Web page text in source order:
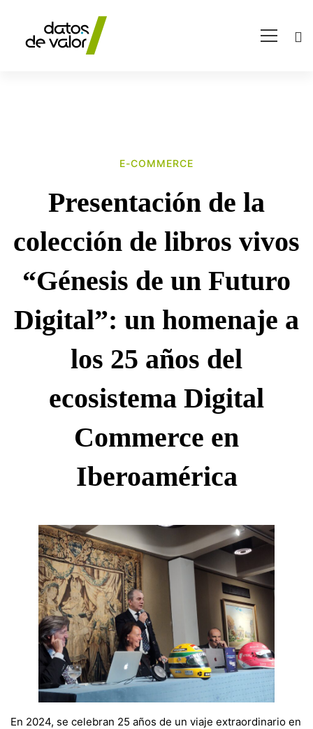
Presentación
de
la
colección
libros
vivos
de
un
Futuro
Digital”:
E-COMMERCE
Presentación de la
colección de libros vivos
“Génesis de un Futuro
Digital”: un homenaje a
los 25 años del
ecosistema Digital
Commerce en
Iberoamérica
En 2024, se celebran 25 años de un viaje extraordinario en